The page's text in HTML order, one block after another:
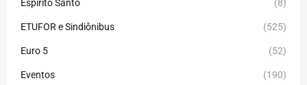
Espirito Santo (8)
ETUFOR e Sindiônibus (525)
Euro 5 (52)
Eventos (190)